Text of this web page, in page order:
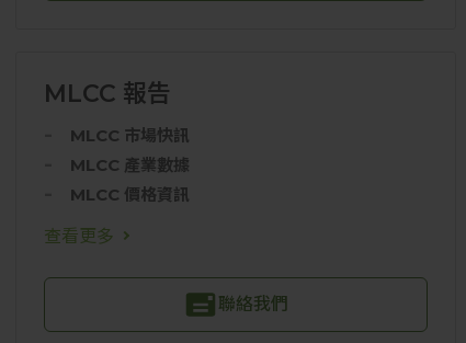
MLCC 報告
MLCC 市場快訊
MLCC 產業數據
MLCC 價格資訊
查看更多
聯絡我們